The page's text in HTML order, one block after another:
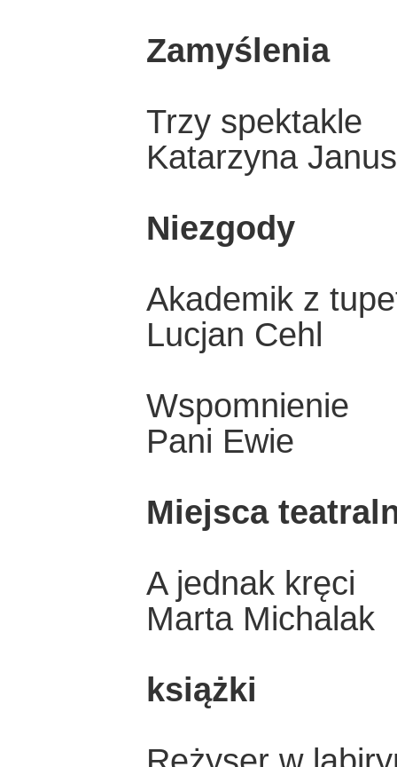
Zamyślenia
Trzy spektakle
Katarzyna
Niezgody
Akademik z
Lucjan Cehl
Wspomnienie
Pani Ewie
Miejsca
A jednak kręci
Marta Michalak
książki